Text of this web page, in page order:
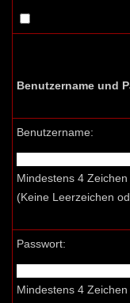
Benutzername und
Benutzername:
Mindestens 4 Zeichen
(Keine Leerzeichen
Passwort:
Mindestens 4 Zeichen